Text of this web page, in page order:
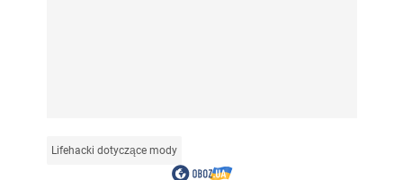
Lifehacki dotyczące mody